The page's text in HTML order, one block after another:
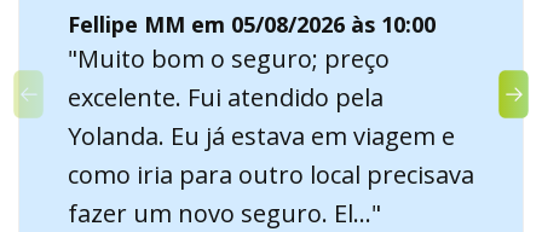
Fellipe MM em 05/08/2026 às 10:00
"Muito bom o seguro; preço
excelente. Fui atendido pela
Yolanda. Eu já estava em viagem e
como iria para outro local precisava
fazer um novo seguro. El..."